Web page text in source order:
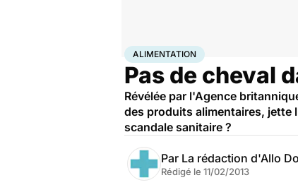
AccueilSantéMaladies
ALIMENTATION
Pas de cheval
Révélée par l'Agence
des produits alimentaires, jette
scandale sanitaire ?
Par La rédaction d'Allo
Rédigé le 11/02/2013